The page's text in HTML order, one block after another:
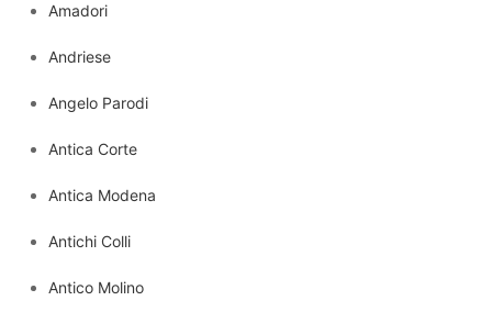
Amadori
Andriese
Angelo Parodi
Antica Corte
Antica Modena
Antichi Colli
Antico Molino